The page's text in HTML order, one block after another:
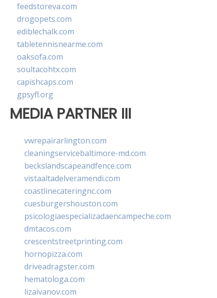
feedstoreva.com
drogopets.com
ediblechalk.com
tabletennisnearme.com
oaksofa.com
soultacohtx.com
capishcaps.com
gpsyfl.org
MEDIA PARTNER III
vwrepairarlington.com
cleaningservicebaltimore-md.com
beckslandscapeandfence.com
vistaaltadelveramendi.com
coastlinecateringnc.com
cuesburgershouston.com
psicologiaespecializadaencampeche.com
dmtacos.com
crescentstreetprinting.com
hornopizza.com
driveadragster.com
hematologa.com
lizaivanov.com